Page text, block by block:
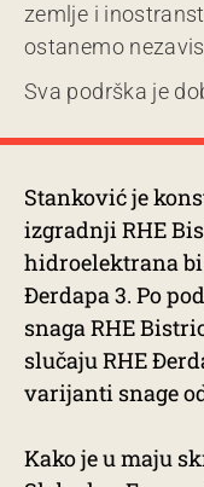
zemlje i
ostanemo
Sva podrška je
Stanković je
izgradnji RHE
hidroelektrana
Đerdapa 3. Po
snaga RHE
slučaju RHE
varijanti snage
Kako je u maju